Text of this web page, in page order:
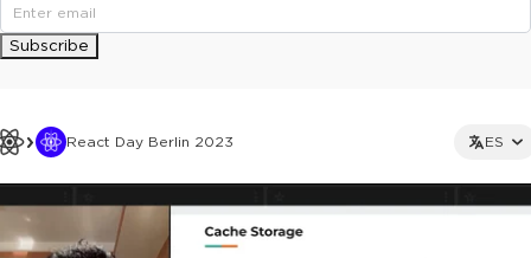
React Day Berlin 2023 ES
Subscribe